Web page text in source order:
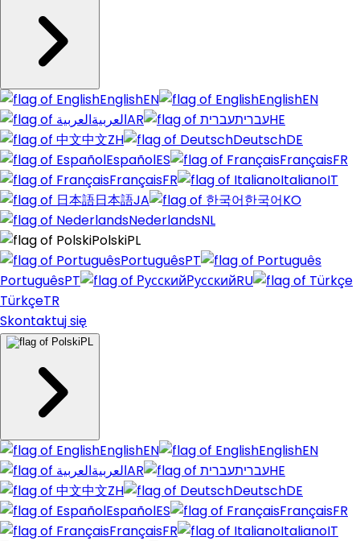
EnglishEN EnglishEN
العربيةAR עבריתHE
中文ZH DeutschDE
EspañolES FrançaisFR
FrançaisFR ItalianoIT
日本語JA 한국어KO
NederlandsNL
PolskiPL
PortuguêsPT
PortuguêsPT РусскийRU
TürkçeTR
Skontaktuj się
PL
EnglishEN EnglishEN
العربيةAR עבריתHE
中文ZH DeutschDE
EspañolES FrançaisFR
FrançaisFR ItalianoIT